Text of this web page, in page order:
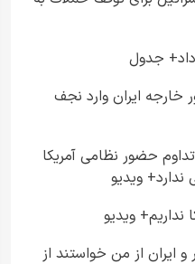
خارجه ایران وارد نجف
حضور نظامی آمریکا
ویدیو
نداریم+ ویدیو
و ایران از من خواستند از